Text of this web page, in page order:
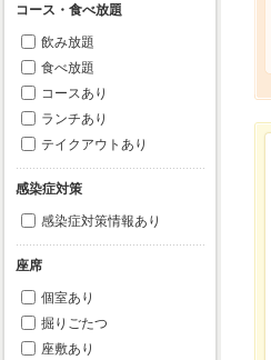
コース・食べ放題
飲み放題
食べ放題
コースあり
ランチあり
テイクアウトあり
感染症対策
感染症対策情報あり
座席
個室あり
掘りごたつ
座敷あり